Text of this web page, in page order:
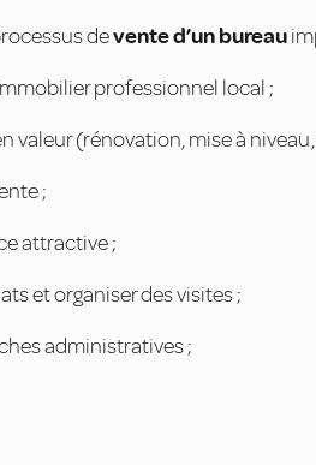
devente d’un bureau
professionnel local ;
valeur (rénovation, mise à
;
attractive ;
et organiser des visites ;
administratives ;